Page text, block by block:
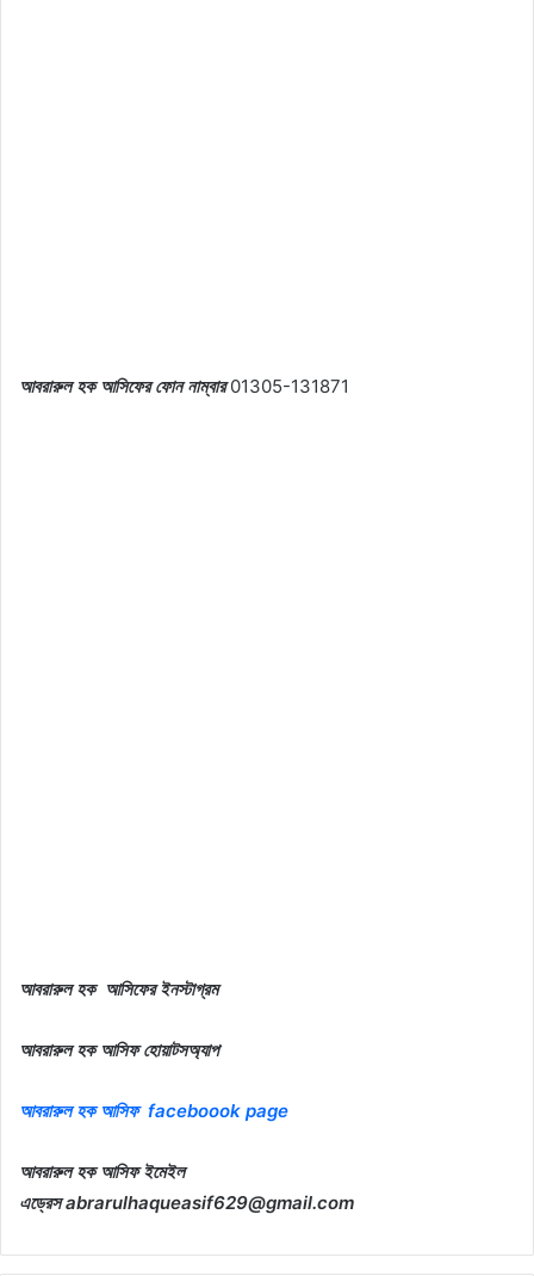
আবরারুল হক আসিফের ফোন নাম্বার01305-131871
আবরারুল হক আসিফের ইনস্টাগ্রম
আবরারুল হক আসিফ হোয়াটসঅ্যাপ
আবরারুল হক আসিফ faceboook page
আবরারুল হক আসিফ ইমেইল
এড্রেসabrarulhaqueasif629@gmail.com